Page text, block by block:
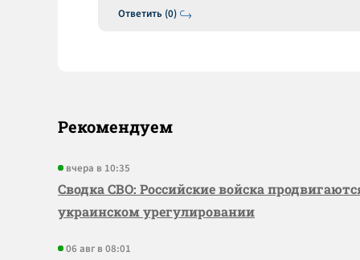
Ответить (0)
Рекомендуем
вчера в 10:35
Сводка СВО: Российские войска
украинском урегулировании
06 авг в 08:01